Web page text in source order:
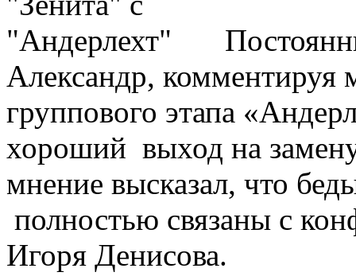
Александр,
группового этапа
хороший выход на
мнение высказал, что
полностью связаны с
Игоря Денисова.